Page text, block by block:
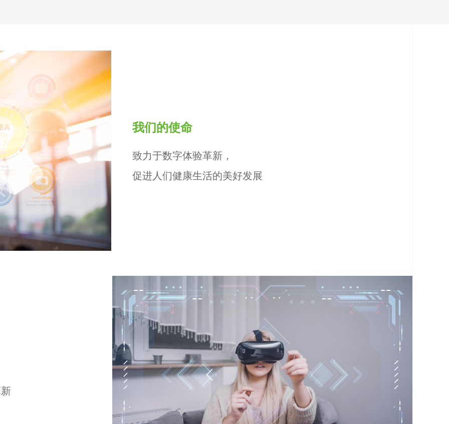
我们的使命
致力于数字体验革新，
促进人们健康生活的美好发展